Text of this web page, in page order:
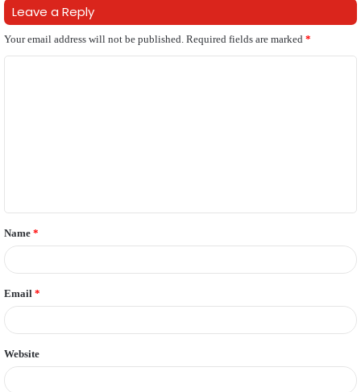
Leave a Reply
Your email address will not be published. Required fields are marked *
t
*
Name *
Email *
Website